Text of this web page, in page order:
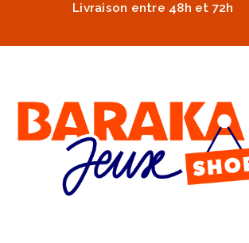
Livraison entre 48h et 72h